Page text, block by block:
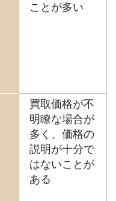
ことが多い
買取価格が不
明瞭な場合が
多く、価格の
説明が十分で
はないことが
ある